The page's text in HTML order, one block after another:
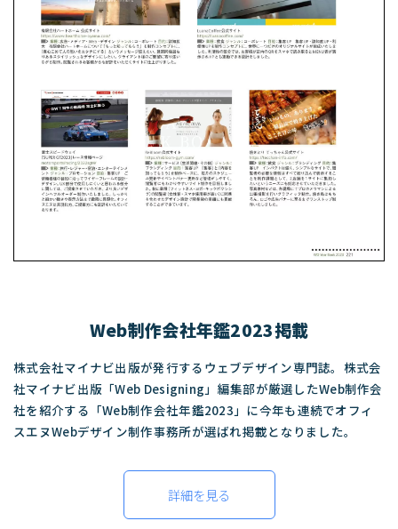
Web制作会社年鑑2023掲載
株式会社マイナビ出版が発行するウェブデザイン専門誌。株式会
社マイナビ出版「Web Designing」編集部が厳選したWeb制作会
社を紹介する「Web制作会社年鑑2023」に今年も連続でオフィ
スエヌWebデザイン制作事務所が選ばれ掲載となりました。
詳細を見る